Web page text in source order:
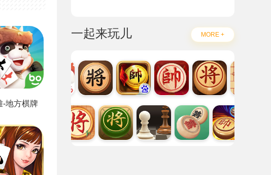
-地方棋牌
一起来玩儿 MORE +